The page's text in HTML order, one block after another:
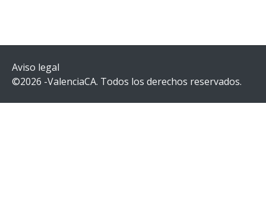
Aviso legal
©2026 -ValenciaCA. Todos los derechos reservados.